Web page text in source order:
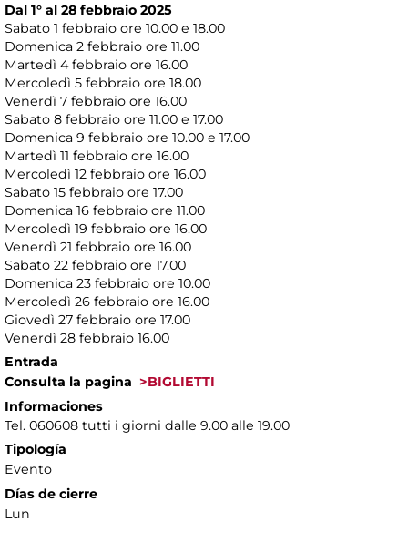
Dal 1° al 28 febbraio 2025
Sabato 1 febbraio ore 10.00 e 18.00
Domenica 2 febbraio ore 11.00
Martedì 4 febbraio ore 16.00
Mercoledì 5 febbraio ore 18.00
Venerdì 7 febbraio ore 16.00
Sabato 8 febbraio ore 11.00 e 17.00
Domenica 9 febbraio ore 10.00 e 17.00
Martedì 11 febbraio ore 16.00
Mercoledì 12 febbraio ore 16.00
Sabato 15 febbraio ore 17.00
Domenica 16 febbraio ore 11.00
Mercoledì 19 febbraio ore 16.00
Venerdì 21 febbraio ore 16.00
Sabato 22 febbraio ore 17.00
Domenica 23 febbraio ore 10.00
Mercoledì 26 febbraio ore 16.00
Giovedì 27 febbraio ore 17.00
Venerdì 28 febbraio 16.00
Entrada
Consulta la pagina >BIGLIETTI
Informaciones
Tel. 060608 tutti i giorni dalle 9.00 alle 19.00
Tipología
Evento
Días de cierre
Lun